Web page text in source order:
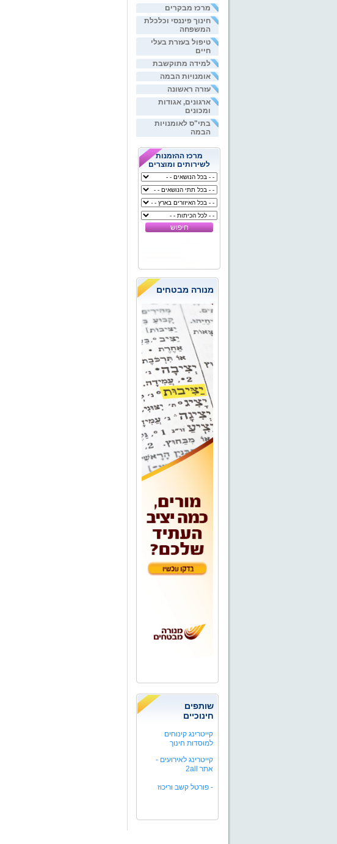
מרכז מבקרים
חינוך פיננסי וכלכלת
המשפחה
טיפול בעזרת בעלי
חיים
למידה מתוקשבת
אומנויות הבמה
עזרה ראשונה
ארגונים, אגודות
ומכונים
בתי"ס לאומנויות
הבמה
מרכז ההזמנות
לשירותים ומוצרים
מנורה מבטחים
שותפים
חינוכיים
קייטרינג קינוחים
למוסדות חינוך
קייטרינג לאירועים -
אתר 2all
-פורטל קשב וריכוז